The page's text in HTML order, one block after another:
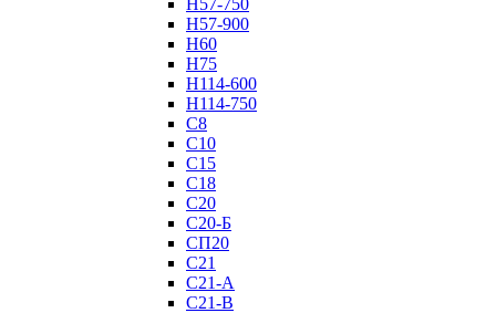
Н57-750
Н57-900
Н60
Н75
Н114-600
Н114-750
С8
С10
С15
С18
С20
С20-Б
СП20
С21
С21-А
С21-В